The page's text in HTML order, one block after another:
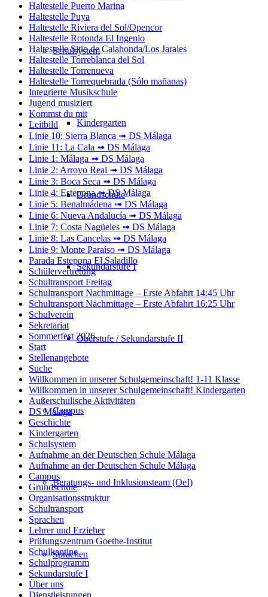
Schulsystem
Kindergarten
Grundschule
Sekundarstufe I
Oberstufe / Sekundarstufe II
Campus
Beratungs- und Inklusionsteam (OeI)
Sprachen
Haltestelle Puerto Marina
Haltestelle Puya
Haltestelle Riviera del Sol/Opencor
Haltestelle Rotonda El Ingenio
Haltestelle Sitio de Calahonda/Los Jarales
Haltestelle Torreblanca del Sol
Haltestelle Torrenueva
Haltestelle Torrequebrada (Sólo mañanas)
Integrierte Musikschule
Jugend musiziert
Kommst du mit
Leitbild
Linie 10: Sierra Blanca ➟ DS Málaga
Linie 11: La Cala ➟ DS Málaga
Linie 1: Málaga ➟ DS Málaga
Linie 2: Arroyo Real ➟ DS Málaga
Linie 3: Boca Seca ➟ DS Málaga
Linie 4: Estepona ➟ DS Málaga
Linie 5: Benalmádena ➟ DS Málaga
Linie 6: Nueva Andalucía ➟ DS Málaga
Linie 7: Costa Nagüeles ➟ DS Málaga
Linie 8: Las Cancelas ➟ DS Málaga
Linie 9: Monte Paraíso ➟ DS Málaga
Parada Estepona El Saladillo
Schülervertretung
Schultransport Freitag
Schultransport Nachmittage – Erste Abfahrt 14:45 Uhr
Schultransport Nachmittage – Erste Abfahrt 16:25 Uhr
Schulverein
Sekretariat
Sommerfest 2026
Start
Stellenangebote
Suche
Willkommen in unserer Schulgemeinschaft! 1-11 Klasse
Willkommen in unserer Schulgemeinschaft! Kindergarten
Außerschulische Aktivitäten
DS Málaga
Geschichte
Kindergarten
Schulsystem
Aufnahme an der Deutschen Schule Málaga
Aufnahme an der Deutschen Schule Málaga
Campus
Grundschule
Organisationsstruktur
Schultransport
Sprachen
Lehrer und Erzieher
Prüfungszentrum Goethe-Institut
Schulkantine
Schulprogramm
Sekundarstufe I
Über uns